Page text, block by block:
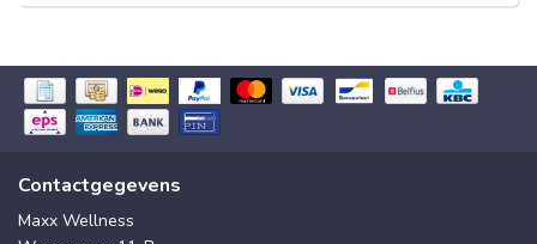
Contactgegevens
Maxx Wellness